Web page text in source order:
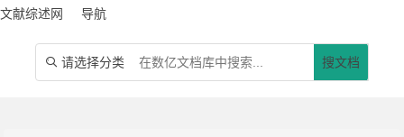
文献综述网 导航
 请选择分类 搜文档